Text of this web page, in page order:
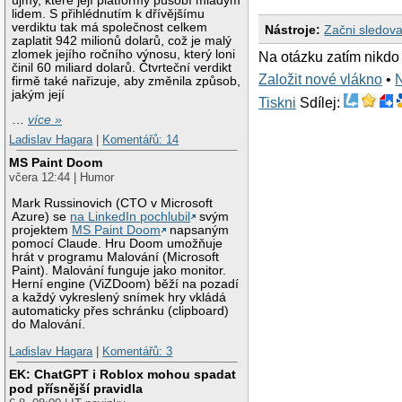
lidem. S přihlédnutím k dřívějšímu
verdiktu tak má společnost celkem
zaplatit 942 milionů dolarů, což je malý
zlomek jejího ročního výnosu, který loni
činil 60 miliard dolarů. Čtvrteční verdikt
firmě také nařizuje, aby změnila způsob,
jakým její
…více »
Ladislav Hagara
Komentářů: 14
MS Paint Doom
včera 12:44 | Humor
Mark Russinovich (CTO v Microsoft
Azure) se na LinkedIn pochlubil
svým
projektem MS Paint Doom
napsaným
pomocí Claude. Hru Doom umožňuje
hrát v programu Malování (Microsoft
Paint). Malování funguje jako monitor.
Herní engine (ViZDoom) běží na pozadí
a každý vykreslený snímek hry vkládá
automaticky přes schránku (clipboard)
do Malování.
Ladislav Hagara
Komentářů: 3
EK: ChatGPT i Roblox mohou spadat
pod přísnější pravidla
It is possible that
key_buffer_size +
bytes of memory
Hope that's ok; if
Nástroje: Začni
Na otázku zatím
Založit nové vlákno •
Tiskni Sdílej: